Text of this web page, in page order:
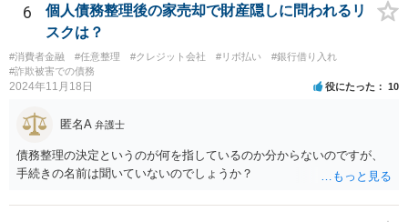
者様のご判断になると思いますので、私からのアドバイスは一旦これ
で終わりとさせていただきます。
6
個人債務整理後の家売却で財産隠しに問われるリ
スクは？
#消費者金融 #任意整理 #クレジット会社 #リボ払い
#銀行借り入れ
#詐欺被害での債務
2024年11月18日 役にたった 10
匿名A 弁護士
債務整理の決定というのが何を指しているのか分からないのですが、
手続きの名前は聞いていないのでしょうか？